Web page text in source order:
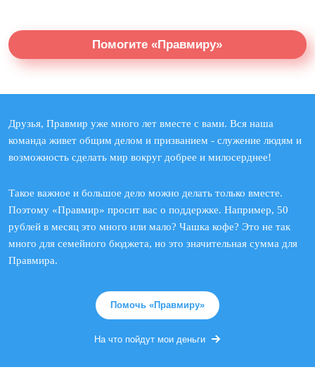
Помогите «Правмиру»
Друзья, Правмир уже много лет вместе с вами. Вся наша
команда живет общим делом и призванием - служение людям и
возможность сделать мир вокруг добрее и милосерднее!
Такое важное и большое дело можно делать только вместе.
Поэтому «Правмир» просит вас о поддержке. Например, 50
рублей в месяц это много или мало? Чашка кофе? Это не так
много для семейного бюджета, но это значительная сумма для
Правмира.
Помочь «Правмиру»
На что пойдут мои деньги